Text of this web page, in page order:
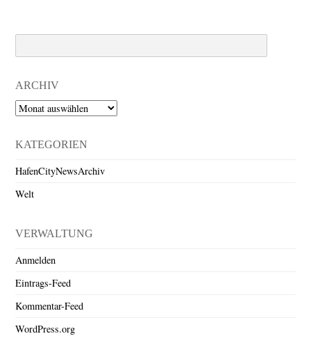
ARCHIV
Archiv
KATEGORIEN
HafenCityNewsArchiv
Welt
VERWALTUNG
Anmelden
Eintrags-Feed
Kommentar-Feed
WordPress.org